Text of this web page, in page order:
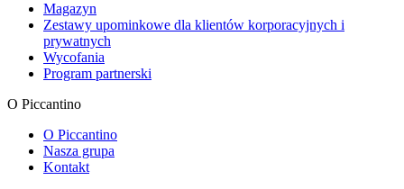
Magazyn
Zestawy upominkowe dla klientów korporacyjnych i
prywatnych
Wycofania
Program partnerski
O Piccantino
O Piccantino
Nasza grupa
Kontakt